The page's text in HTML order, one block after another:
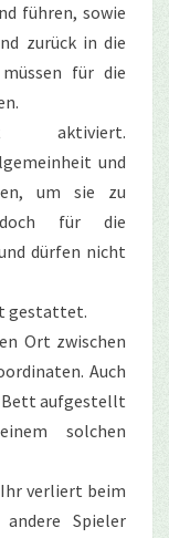
führen, sowie
zurück in die
für die
aktiviert.
und
um sie zu
für die
dürfen nicht
gestattet.
Ort zwischen
Auch
Bett aufgestellt
solchen
verliert beim
Spieler